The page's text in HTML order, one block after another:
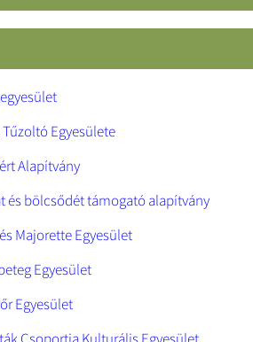
Egyesülete
Alapítvány
és bölcsődét támogató alapítvány
Majorette Egyesület
Egyesület
Egyesület